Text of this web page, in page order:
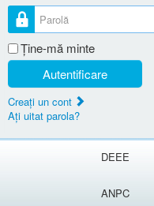
Parolă
Ţine-mă minte
Autentificare
Creaţi un cont
Aţi uitat parola?
DEEE
ANPC